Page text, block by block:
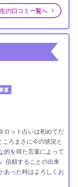
の口コミ一覧へ
運
ロット占いは初めてだ
ろまさに今の状況と
的を得た言葉によって
信頼することの出来
あった時はよろしくお